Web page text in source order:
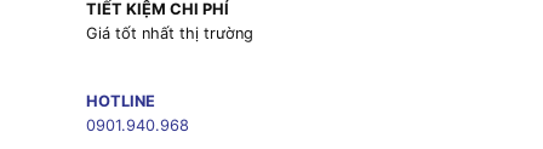
TIẾT KIỆM CHI PHÍ
Giá tốt nhất thị trường
HOTLINE
0901.940.968